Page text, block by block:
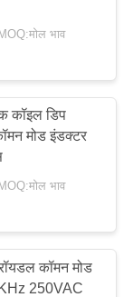
भाव
कॉइल डिप
मोड इंडक्टर
भाव
कॉमन मोड
250VAC